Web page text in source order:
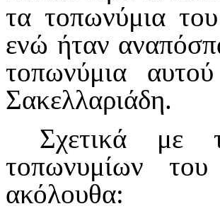
τα τοπωνύμια
ενώ ήταν
τοπωνύμια
Σακελλαριάδη.
Σχετικά με
τοπωνυμίων
ακόλουθα: